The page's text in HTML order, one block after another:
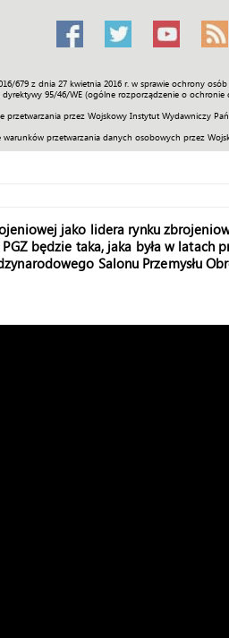
679 z dnia 27 kwietnia 2016 r. w sprawie ochrony
95/46/WE (ogólne rozporządzenie o ochronie
przez Wojskowy Instytut Wydawniczy
warunków przetwarzania danych osobowych przez
Sport Historia
jako lidera rynku
będzie taka, jaka była w latach
Salonu Przemysłu